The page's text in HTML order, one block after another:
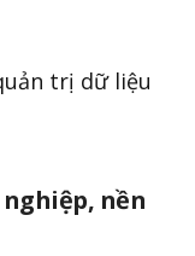
trị dữ liệu
nền